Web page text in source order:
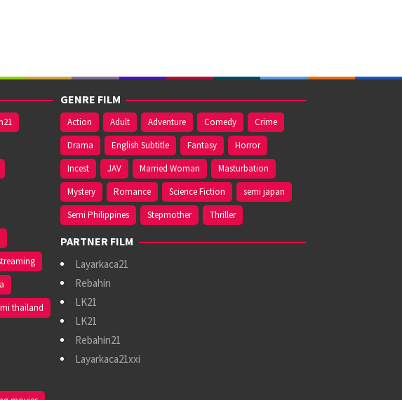
thailand
GENRE FILM
Action Adult Adventure Comedy
Crime
Drama
English Subtitle Fantasy
Horror
Incest
JAV Married Woman
Masturbation
Mystery
Romance Science Fiction
semi japan
Semi Philippines
Stepmother Thriller
PARTNER FILM
Layarkaca21
Rebahin
LK21
LK21
Rebahin21
Layarkaca21xxi